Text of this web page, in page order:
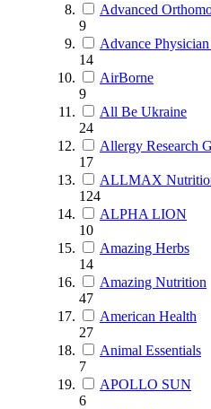
Advanced
9
Advance
14
AirBorne
9
All Be Ukraine
24
Allergy Research
17
ALLMAX
124
ALPHA LION
10
Amazing Herbs
14
Amazing Nutrition
47
American Health
27
Animal Essentials
7
APOLLO SUN
6